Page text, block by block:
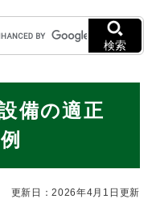
本文へ
検索
備の適正
更新日：2026年4月1日更新